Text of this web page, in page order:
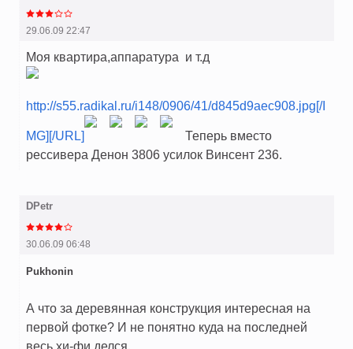
29.06.09 22:47
Моя квартира,аппаратура и т.д
http://s55.radikal.ru/i148/0906/41/d845d9aec908.jpg[/I
MG][/URL]
Теперь вместо
рессивера Денон 3806 усилок Винсент 236.
DPetr
30.06.09 06:48
Pukhonin
А что за деревянная конструкция интересная на
первой фотке? И не понятно куда на последней
весь хи-фи делся.